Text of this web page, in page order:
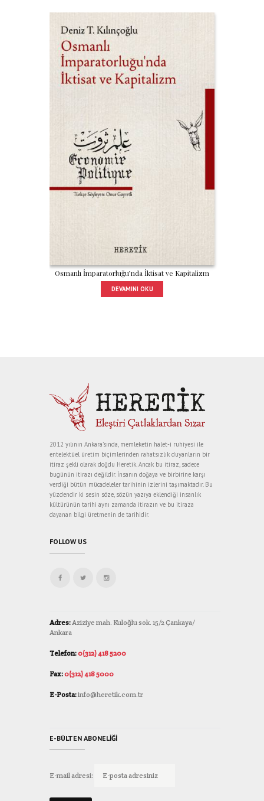
Osmanlı İmparatorluğu’nda İktisat ve Kapitalizm
DEVAMINI OKU
2012 yılının Ankara’sında, memleketin halet-i ruhiyesi ile
entelektüel üretim biçimlerinden rahatsızlık duyanların bir
itiraz şekli olarak doğdu Heretik. Ancak bu itiraz, sadece
bugünün itirazı değildir. İnsanın doğaya ve birbirine karşı
verdiği bütün mücadeleler tarihinin izlerini taşımaktadır. Bu
yüzdendir ki sesin söze, sözün yazıya eklendiği insanlık
kültürünün tarihi aynı zamanda itirazın ve bu itiraza
dayanan bilgi üretmenin de tarihidir.
FOLLOW US
Adres:Aziziye mah. Kuloğlu sok. 15/2 Çankaya/
Ankara
Telefon:0(312) 418 5200
Fax:0(312) 418 5000
E-Posta:info@heretik.com.tr
E-BÜLTEN ABONELIĞI
E-mail adresi: